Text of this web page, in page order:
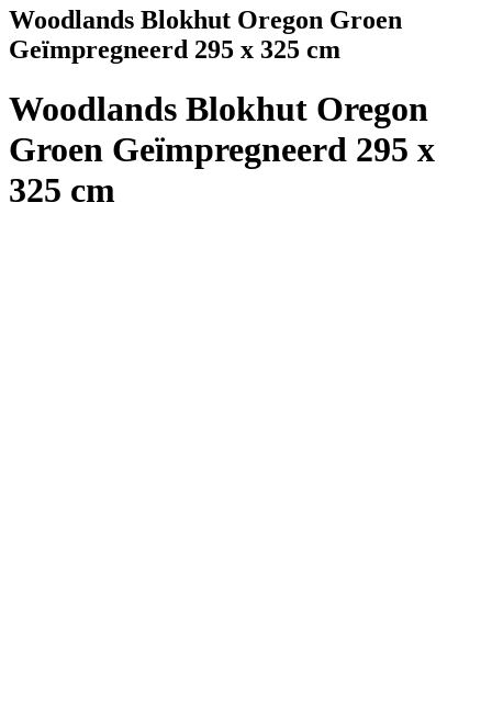
Woodlands Blokhut Oregon Groen
Geïmpregneerd 295 x 325 cm
Woodlands Blokhut Oregon
Groen Geïmpregneerd 295 x
325 cm